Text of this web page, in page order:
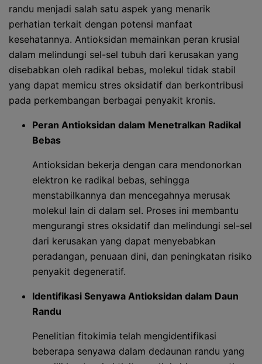
randu menjadi salah satu aspek yang menarik
perhatian terkait dengan potensi manfaat
kesehatannya. Antioksidan memainkan peran krusial
dalam melindungi sel-sel tubuh dari kerusakan yang
disebabkan oleh radikal bebas, molekul tidak stabil
yang dapat memicu stres oksidatif dan berkontribusi
pada perkembangan berbagai penyakit kronis.
Peran Antioksidan dalam Menetralkan Radikal
Bebas
Antioksidan bekerja dengan cara mendonorkan
elektron ke radikal bebas, sehingga
menstabilkannya dan mencegahnya merusak
molekul lain di dalam sel. Proses ini membantu
mengurangi stres oksidatif dan melindungi sel-sel
dari kerusakan yang dapat menyebabkan
peradangan, penuaan dini, dan peningkatan risiko
penyakit degeneratif.
Identifikasi Senyawa Antioksidan dalam Daun
Randu
Penelitian fitokimia telah mengidentifikasi
beberapa senyawa dalam dedaunan randu yang